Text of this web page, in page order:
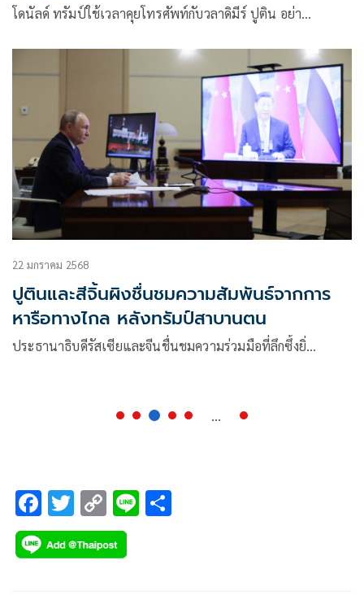
โดนัลด์ ทรัมป์ใช้เวลาคุยโทรศัพท์กับวลาดิมีร์ ปูติน อย่า…
22 มกราคม 2568
ปูตินและสีจิ้นผิงชื่นชมความสัมพันธ์จากการ
หารือทางไกล หลังทรัมป์สาบานตน
ประธานาธิบดีรัสเซียและจีนชื่นชมความร่วมมือที่ลึกซึ้งยิ่…
...
F
ac
e
T
wi
tt
C
o
p
Li